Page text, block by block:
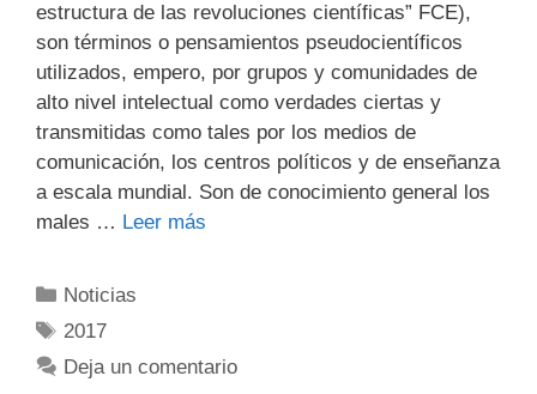
estructura de las revoluciones científicas” FCE),
son términos o pensamientos pseudocientíficos
utilizados, empero, por grupos y comunidades de
alto nivel intelectual como verdades ciertas y
transmitidas como tales por los medios de
comunicación, los centros políticos y de enseñanza
a escala mundial. Son de conocimiento general los
males … Leer más
Noticias
2017
Deja un comentario